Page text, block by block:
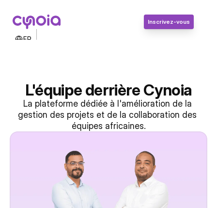
Inscrivez-vous
FR
L'équipe derrière Cynoia
La plateforme dédiée à l'amélioration de la
gestion des projets et de la collaboration des
équipes africaines.